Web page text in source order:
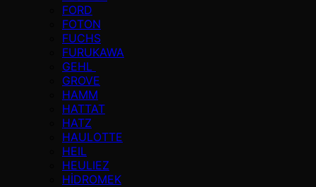
FORD
FOTON
FUCHS
FURUKAWA
GEHL
GROVE
HAMM
HATTAT
HATZ
HAULOTTE
HEIL
HEULIEZ
HİDROMEK